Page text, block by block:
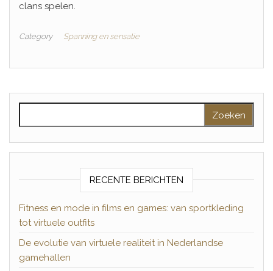
clans spelen.
Category Spanning en sensatie
RECENTE BERICHTEN
Fitness en mode in films en games: van sportkleding
tot virtuele outfits
De evolutie van virtuele realiteit in Nederlandse
gamehallen